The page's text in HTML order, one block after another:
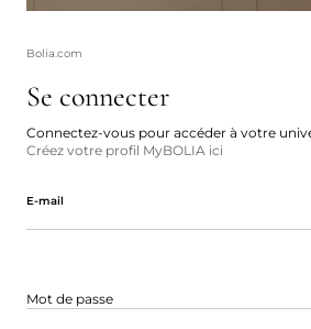
Bolia.com
Se connecter
Connectez-vous pour accéder à votre
Créez votre profil MyBOLIA ici
E-mail
Mot de passe